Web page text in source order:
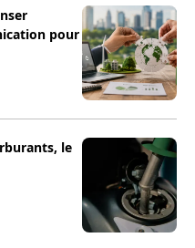
pour
le